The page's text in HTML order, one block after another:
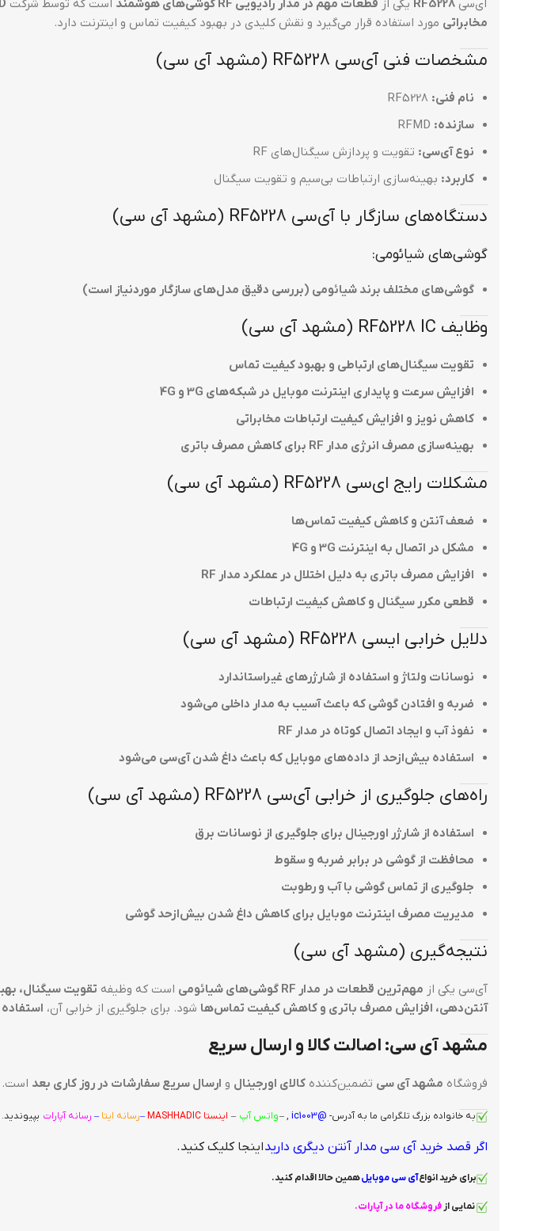
آی‌سی RF5228 یکی از قطعات مهم در مدار رادیویی RF گوشی‌های هوشمند است که توسط شرکت
مخابراتی مورد استفاده قرار می‌گیرد و نقش کلیدی در بهبود کیفیت تماس و اینترنت دارد.
مشخصات فنی آی‌سی RF5228 (مشهد آی سی)
نام فنی:
سازنده:
نوع آی‌سی: تقویت و پردازش سیگنال‌های RF
کاربرد: بهینه‌سازی ارتباطات بی‌سیم و تقویت سیگنال
دستگاه‌های سازگار با آی‌سی RF5228 (مشهد آی سی)
گوشی‌های شیائومی:
گوشی‌های مختلف برند شیائومی (بررسی دقیق مدل‌های سازگار موردنیاز است)
وظایف RF5228 IC (مشهد آی سی)
تقویت سیگنال‌های ارتباطی و بهبود کیفیت تماس
افزایش سرعت و پایداری اینترنت موبایل در شبکه‌های 3G و 4G
کاهش نویز و افزایش کیفیت ارتباطات مخابراتی
بهینه‌سازی مصرف انرژی مدار RF برای کاهش مصرف باتری
مشکلات رایج ای‌سی RF5228 (مشهد آی سی)
ضعف آنتن و کاهش کیفیت تماس‌ها
مشکل در اتصال به اینترنت 3G و 4G
افزایش مصرف باتری به دلیل اختلال در عملکرد مدار RF
قطعی مکرر سیگنال و کاهش کیفیت ارتباطات
دلایل خرابی ایسی RF5228 (مشهد آی سی)
نوسانات ولتاژ و استفاده از شارژرهای غیراستاندارد
ضربه و افتادن گوشی که باعث آسیب به مدار داخلی می‌شود
نفوذ آب و ایجاد اتصال کوتاه در مدار RF
استفاده بیش‌ازحد از داده‌های موبایل که باعث داغ شدن آی‌سی می‌شود
راه‌های جلوگیری از خرابی آی‌سی RF5228 (مشهد آی سی)
استفاده از شارژر اورجینال برای جلوگیری از نوسانات برق
محافظت از گوشی در برابر ضربه و سقوط
جلوگیری از تماس گوشی با آب و رطوبت
مدیریت مصرف اینترنت موبایل برای کاهش داغ شدن بیش‌ازحد گوشی
نتیجه‌گیری (مشهد آی سی)
آی‌سی یکی از مهم‌ترین قطعات در مدار RF گوشی‌های شیائومی است که وظیفه تقویت سیگنال،
آنتن‌دهی، افزایش مصرف باتری و کاهش کیفیت تماس‌ها شود. برای جلوگیری از خرابی آن،
مشهد آی سی: اصالت کالا و ارسال سریع
فروشگاه مشهد آی سی تضمین‌کننده کالای اورجینال و ارسال سریع سفارشات در روز کاری بعد است.
به خانواده بزرگ تلگرامی ما به آدرس- @ic1003
, –واتس آپ – اینستا MASHHADIC
–رسانه ایتا – رسانه آپارات بپیوندید.
اگر قصد خرید آی سی مدار آنتن دیگری داریداینجا کلیک کنید.
برای خرید انواعآی سیموبایلهمین حالا اقدام کنید.
نمایی از فروشگاه ما در آپارات.